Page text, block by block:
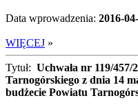
Data wprowadzenia: 2016-
WIĘCEJ »
Tytuł: Uchwała nr 119/
Tarnogórskiego z dnia 14
budżecie Powiatu